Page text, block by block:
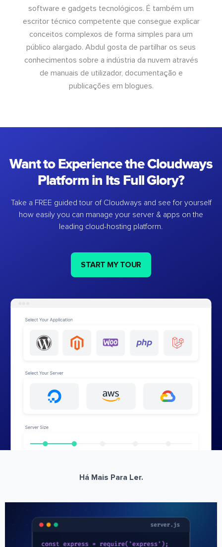
software e gadgets tecnológicos. É também um
escritor técnico competente que consegue explicar
conceitos complexos de forma simples para um
público alargado. Abdul gosta de partilhar os seus
conhecimentos sobre a indústria da nuvem através
de manuais de utilizador, documentação e
publicações em blogues.
Want to Experience the Cloudways
Platform in Its Full Glory?
Take a FREE guided tour of Cloudways and see for yourself
how easily you can manage your server & apps on the
leading cloud-hosting platform.
START MY TOUR
Há Mais Para Ler.